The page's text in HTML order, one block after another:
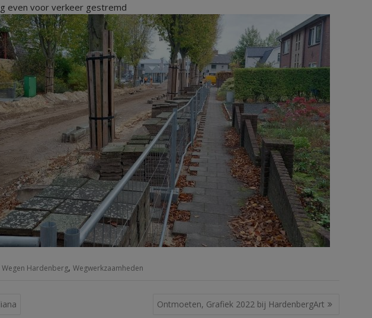
even voor verkeer gestremd
Wegen Hardenberg, Wegwerkzaamheden
Ontmoeten, Grafiek 2022 bij HardenbergArt